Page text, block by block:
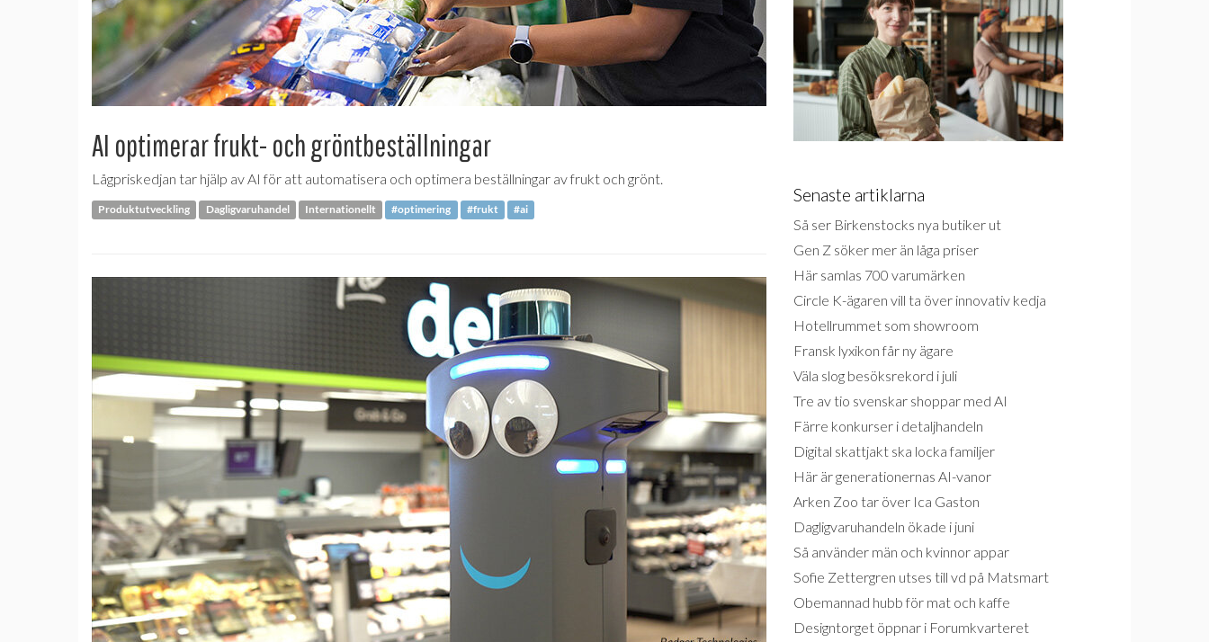
AI optimerar frukt- och gröntbeställningar
Lågpriskedjan tar hjälp av AI för att automatisera och optimera beställningar av frukt och grönt.
Produktutveckling Dagligvaruhandel Internationellt #optimering #frukt #ai
Senaste artiklarna
Så ser Birkenstocks nya butiker ut
Gen Z söker mer än låga priser
Här samlas 700 varumärken
Circle K-ägaren vill ta över innovativ kedja
Hotellrummet som showroom
Fransk lyxikon får ny ägare
Väla slog besöksrekord i juli
Tre av tio svenskar shoppar med AI
Färre konkurser i detaljhandeln
Digital skattjakt ska locka familjer
Här är generationernas AI-vanor
Arken Zoo tar över Ica Gaston
Dagligvaruhandeln ökade i juni
Så använder män och kvinnor appar
Sofie Zettergren utses till vd på Matsmart
Obemannad hubb för mat och kaffe
Designtorget öppnar i Forumkvarteret